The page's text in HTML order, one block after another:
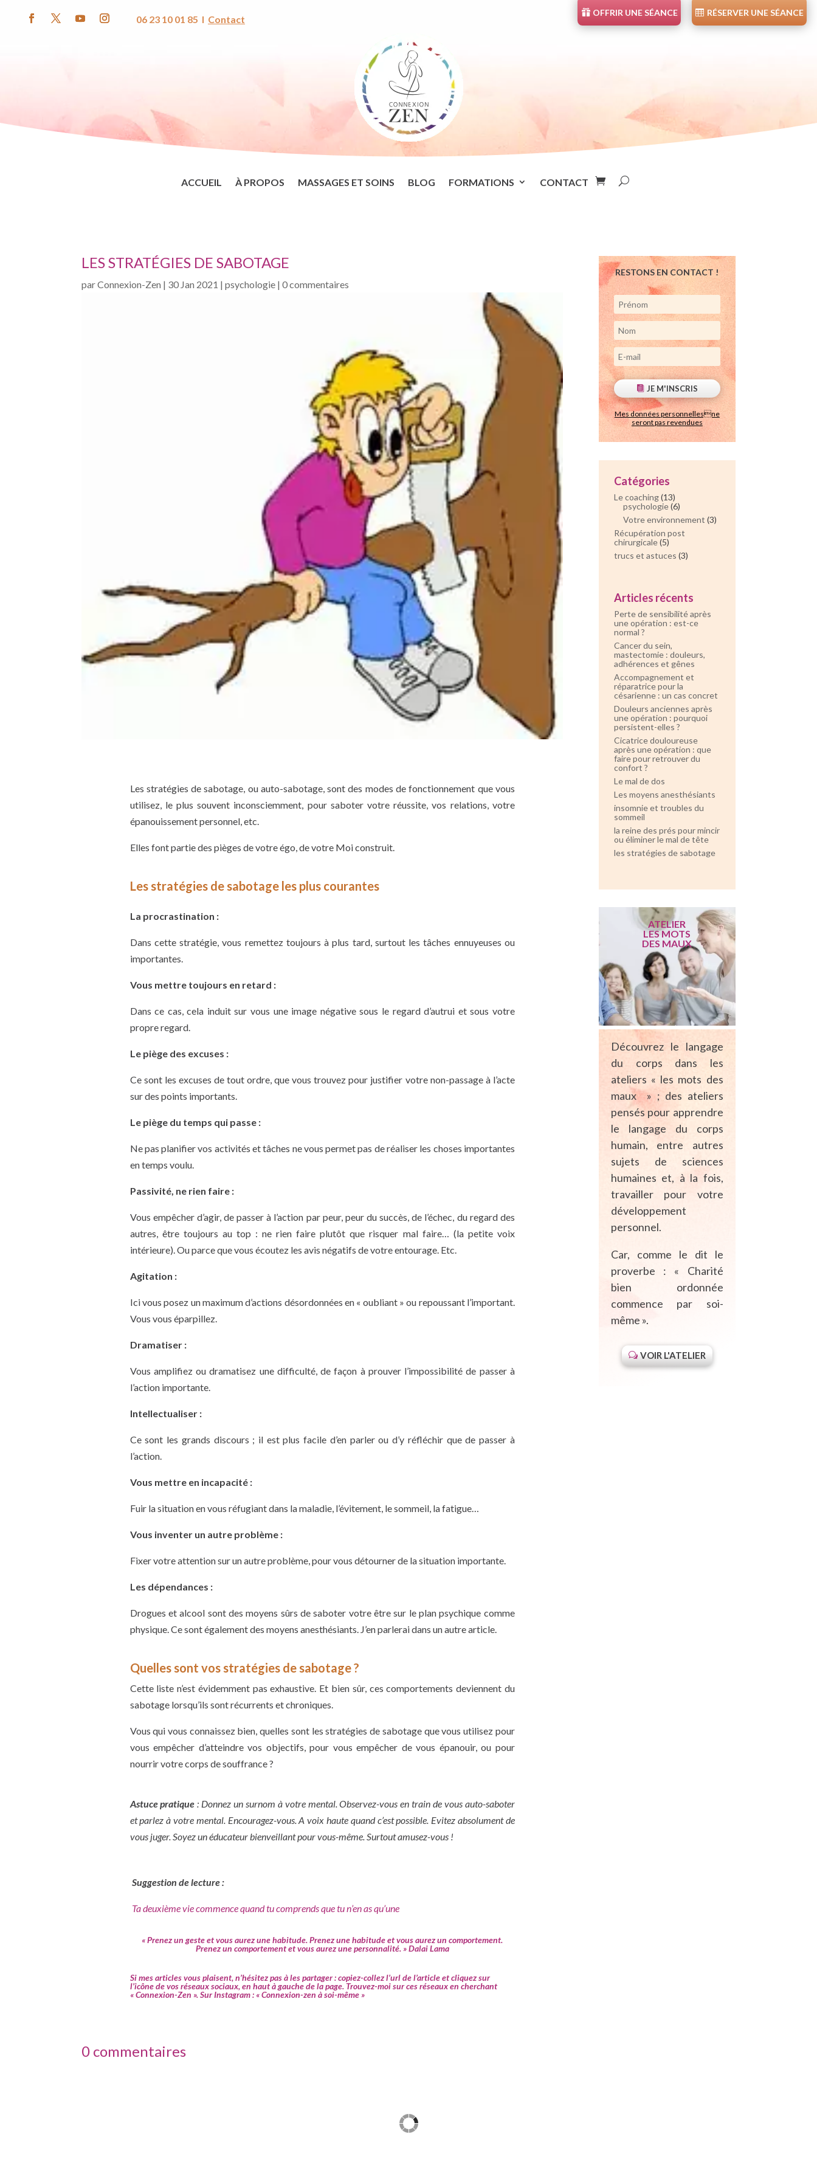
06 23 10 01 85 I Contact
OFFRIR UNE SÉANCE RÉSERVER UNE SÉANCE
ACCUEIL À PROPOS MASSAGES ET SOINS BLOG FORMATIONS CONTACT
LES STRATÉGIES DE SABOTAGE
parConnexion-Zen | 30 Jan 2021 |psychologie |0 commentaires
Les stratégies de sabotage, ou auto-sabotage, sont des modes de fonctionnement que vous
utilisez, le plus souvent inconsciemment, pour saboter votre réussite, vos relations, votre
épanouissement personnel, etc.
Elles font partie des pièges de votre égo, de votre Moi construit.
Les stratégies de sabotage les plus courantes
La procrastination :
Dans cette stratégie, vous remettez toujours à plus tard, surtout les tâches ennuyeuses ou
importantes.
Vous mettre toujours en retard :
Dans ce cas, cela induit sur vous une image négative sous le regard d’autrui et sous votre
propre regard.
Le piège des excuses :
Ce sont les excuses de tout ordre, que vous trouvez pour justifier votre non-passage à l’acte
sur des points importants.
Le piège du temps qui passe :
Ne pas planifier vos activités et tâches ne vous permet pas de réaliser les choses importantes
en temps voulu.
Passivité, ne rien faire :
Vous empêcher d’agir, de passer à l’action par peur, peur du succès, de l’échec, du regard des
autres, être toujours au top : ne rien faire plutôt que risquer mal faire… (la petite voix
intérieure). Ou parce que vous écoutez les avis négatifs de votre entourage. Etc.
Agitation :
Ici vous posez un maximum d’actions désordonnées en « oubliant » ou repoussant l’important.
Vous vous éparpillez.
Dramatiser :
Vous amplifiez ou dramatisez une difficulté, de façon à prouver l’impossibilité de passer à
l’action importante.
Intellectualiser :
Ce sont les grands discours ; il est plus facile d’en parler ou d’y réfléchir que de passer à
l’action.
Vous mettre en incapacité :
Fuir la situation en vous réfugiant dans la maladie, l’évitement, le sommeil, la fatigue…
Vous inventer un autre problème :
Fixer votre attention sur un autre problème, pour vous détourner de la situation importante.
Les dépendances :
Drogues et alcool sont des moyens sûrs de saboter votre être sur le plan psychique comme
physique. Ce sont également des moyens anesthésiants. J’en parlerai dans un autre article.
Quelles sont vos stratégies de sabotage ?
Cette liste n’est évidemment pas exhaustive. Et bien sûr, ces comportements deviennent du
sabotage lorsqu’ils sont récurrents et chroniques.
Vous qui vous connaissez bien, quelles sont les stratégies de sabotage que vous utilisez pour
vous empêcher d’atteindre vos objectifs, pour vous empêcher de vous épanouir, ou pour
nourrir votre corps de souffrance ?
Astuce pratique: Donnez un surnom à votre mental. Observez-vous en train de vous auto-saboter
et parlez à votre mental. Encouragez-vous. A voix haute quand c’est possible. Evitez absolument de
vous juger. Soyez un éducateur bienveillant pour vous-même. Surtout amusez-vous !
Suggestion de lecture :
Ta deuxième vie commence quand tu comprends que tu n’en as qu’une
« Prenez un geste et vous aurez une habitude. Prenez une habitude et vous aurez un comportement.
Prenez un comportement et vous aurez une personnalité. » Dalai Lama
Si mes articles vous plaisent, n’hésitez pas à les partager : copiez-collez l’url de l’article et cliquez sur
l’icône de vos réseaux sociaux, en haut à gauche de la page. Trouvez-moi sur ces réseaux en cherchant
« Connexion-Zen ». Sur Instagram : « Connexion-zen à soi-même »
0 commentaires
RESTONS EN CONTACT !
JE M'INSCRIS
Mes données personnellesne
seront pas revendues
Catégories
Le coaching(13)
psychologie(6)
Votre environnement (3)
Récupération post
chirurgicale(5)
trucs et astuces (3)
Articles récents
Perte de sensibilité après
une opération : est-ce
normal ?
Cancer du sein,
mastectomie : douleurs,
adhérences et gênes
Accompagnement et
réparatrice pour la
césarienne : un cas concret
Douleurs anciennes après
une opération : pourquoi
persistent-elles ?
Cicatrice douloureuse
après une opération : que
faire pour retrouver du
confort ?
Le mal de dos
Les moyens anesthésiants
insomnie et troubles du
sommeil
la reine des prés pour mincir
ou éliminer le mal de tête
les stratégies de sabotage
ATELIER
LES MOTS
DES MAUX
Découvrez le langage
du corps dans les
ateliers « les mots des
maux » ; des ateliers
pensés pour apprendre
le langage du corps
humain, entre autres
sujets de sciences
humaines et, à la fois,
travailler pour votre
développement
personnel.
Car, comme le dit le
proverbe : « Charité
bien ordonnée
commence par soi-
même ».
VOIR L'ATELIER